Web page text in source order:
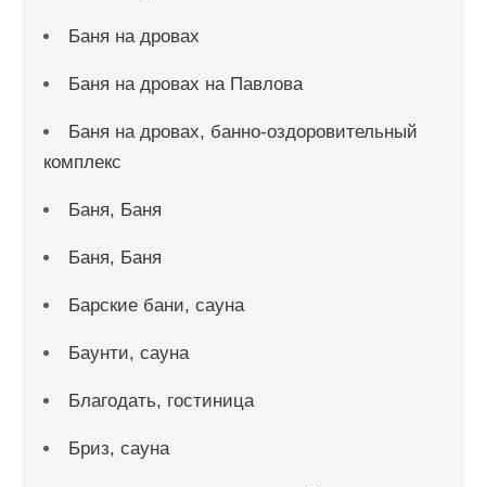
Баня на дровах
Баня на дровах на Павлова
Баня на дровах, банно-оздоровительный
комплекс
Баня, Баня
Баня, Баня
Барские бани, сауна
Баунти, сауна
Благодать, гостиница
Бриз, сауна